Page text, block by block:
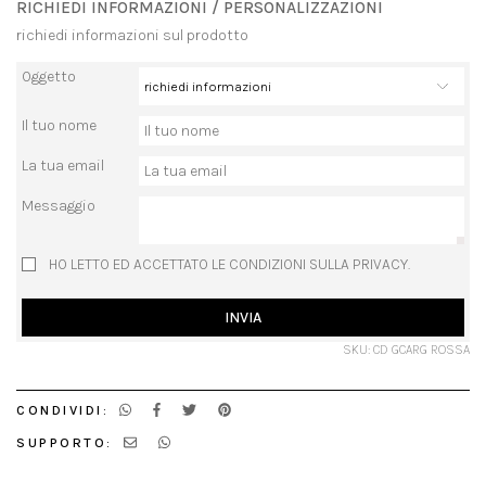
RICHIEDI INFORMAZIONI / PERSONALIZZAZIONI
richiedi informazioni sul prodotto
Oggetto
Il tuo nome
La tua email
Messaggio
HO LETTO ED ACCETTATO LE CONDIZIONI SULLA PRIVACY.
INVIA
SKU: CD GCARG ROSSA
CONDIVIDI:
SUPPORTO: